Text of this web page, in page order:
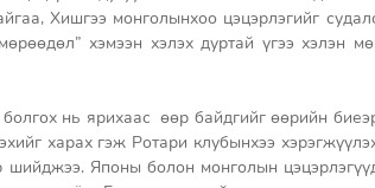
Хишгээ монголынхоо цэцэрлэгийг
хэмээн хэлэх дуртай үгээ хэлэн
нь ярихаас  өөр байдгийг өөрийн
харах гэж Ротари клубынхээ
Японы болон монголын